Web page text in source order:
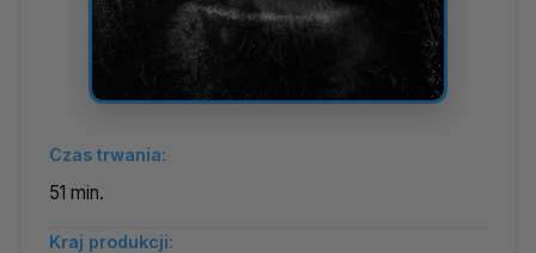
Czas trwania:
51 min.
Kraj produkcji: